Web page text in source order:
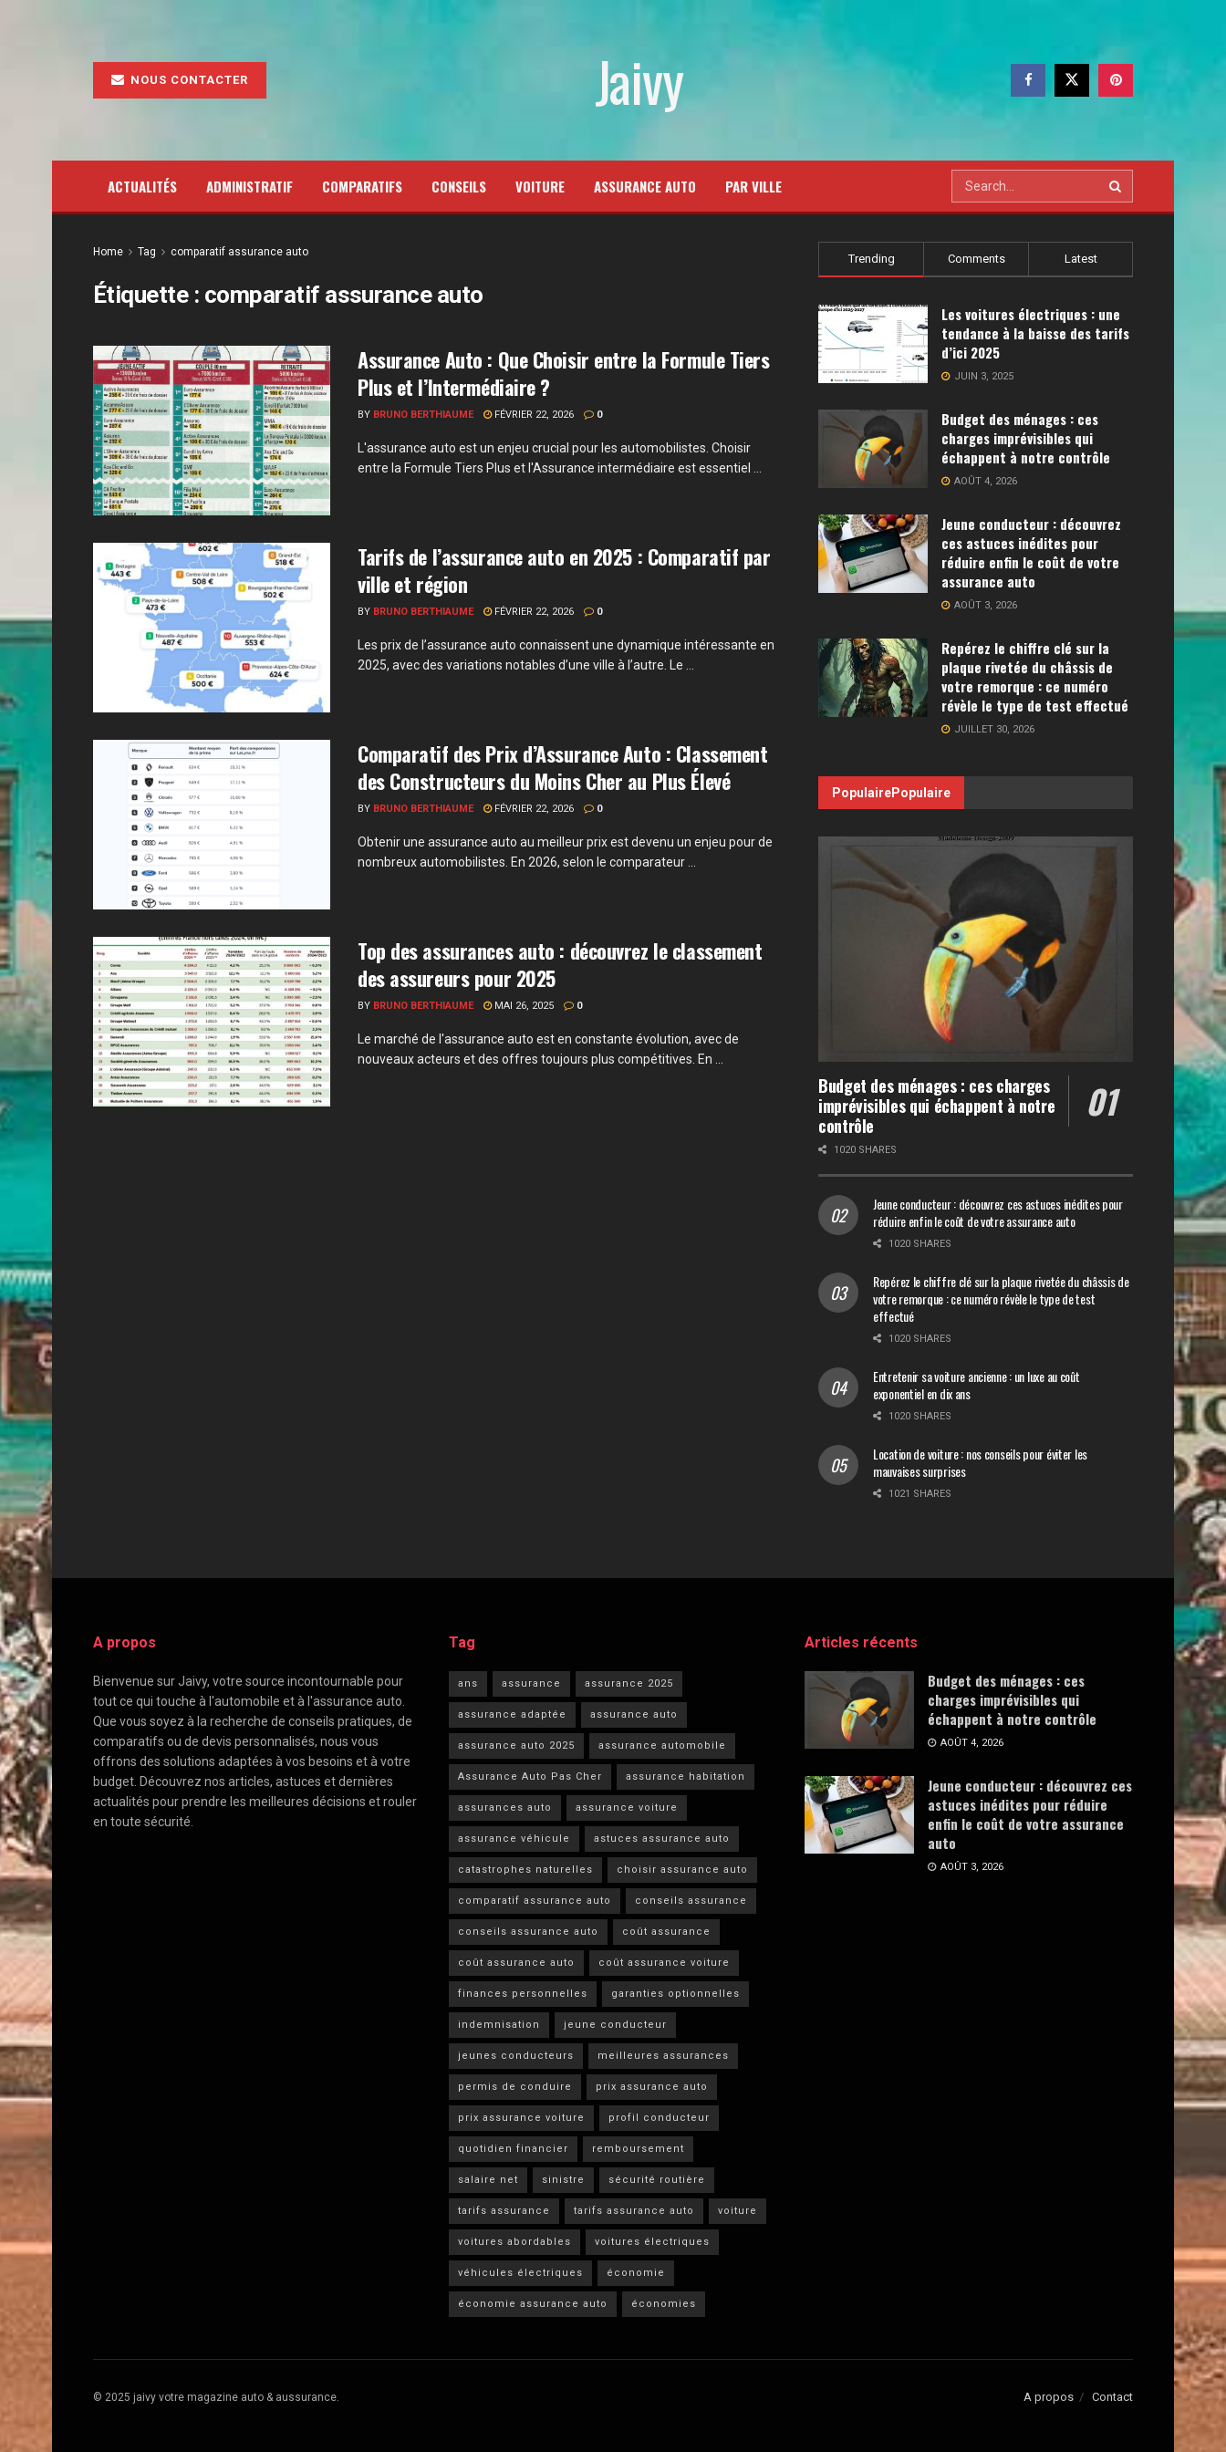
NOUS CONTACTER Jaivy
ACTUALITÉS ADMINISTRATIF COMPARATIFS CONSEILS VOITURE ASSURANCE AUTO PAR VILLE
Home Tag comparatif assurance auto
Étiquette : comparatif assurance auto
Assurance Auto : Que Choisir entre la Formule Tiers
Plus et l’Intermédiaire ?
BY BRUNO BERTHIAUME FÉVRIER 22, 2026 0
L'assurance auto est un enjeu crucial pour les automobilistes. Choisir
entre la Formule Tiers Plus et l'Assurance intermédiaire est essentiel ...
Tarifs de l’assurance auto en 2025 : Comparatif par
ville et région
BY BRUNO BERTHIAUME FÉVRIER 22, 2026 0
Les prix de l’assurance auto connaissent une dynamique intéressante en
2025, avec des variations notables d’une ville à l’autre. Le ...
Comparatif des Prix d’Assurance Auto : Classement
des Constructeurs du Moins Cher au Plus Élevé
BY BRUNO BERTHIAUME FÉVRIER 22, 2026 0
Obtenir une assurance auto au meilleur prix est devenu un enjeu pour de
nombreux automobilistes. En 2026, selon le comparateur ...
Top des assurances auto : découvrez le classement
des assureurs pour 2025
BY BRUNO BERTHIAUME MAI 26, 2025 0
Le marché de l'assurance auto est en constante évolution, avec de
nouveaux acteurs et des offres toujours plus compétitives. En ...
Trending Comments Latest
Les voitures électriques : une
tendance à la baisse des tarifs
d’ici 2025
JUIN 3, 2025
Budget des ménages : ces
charges imprévisibles qui
échappent à notre contrôle
AOÛT 4, 2026
Jeune conducteur : découvrez
ces astuces inédites pour
réduire enfin le coût de votre
assurance auto
AOÛT 3, 2026
Repérez le chiffre clé sur la
plaque rivetée du châssis de
votre remorque : ce numéro
révèle le type de test effectué
JUILLET 30, 2026
PopulairePopulaire
Budget des ménages : ces charges
imprévisibles qui échappent à notre
contrôle
1020 SHARES
Jeune conducteur : découvrez ces astuces inédites pour
réduire enfin le coût de votre assurance auto
1020 SHARES
Repérez le chiffre clé sur la plaque rivetée du châssis de
votre remorque : ce numéro révèle le type de test
effectué
1020 SHARES
Entretenir sa voiture ancienne : un luxe au coût
exponentiel en dix ans
1020 SHARES
Location de voiture : nos conseils pour éviter les
mauvaises surprises
1021 SHARES
A propos
Bienvenue sur Jaivy, votre source incontournable pour
tout ce qui touche à l'automobile et à l'assurance auto.
Que vous soyez à la recherche de conseils pratiques, de
comparatifs ou de devis personnalisés, nous vous
offrons des solutions adaptées à vos besoins et à votre
budget. Découvrez nos articles, astuces et dernières
actualités pour prendre les meilleures décisions et rouler
en toute sécurité.
Tag
ans assurance assurance 2025
assurance adaptée assurance auto
assurance auto 2025 assurance automobile
Assurance Auto Pas Cher assurance habitation
assurances auto assurance voiture
assurance véhicule astuces assurance auto
catastrophes naturelles choisir assurance auto
comparatif assurance auto conseils assurance
conseils assurance auto coût assurance
coût assurance auto coût assurance voiture
finances personnelles garanties optionnelles
indemnisation jeune conducteur
jeunes conducteurs meilleures assurances
permis de conduire prix assurance auto
prix assurance voiture profil conducteur
quotidien financier remboursement
salaire net sinistre sécurité routière
tarifs assurance tarifs assurance auto voiture
voitures abordables voitures électriques
véhicules électriques économie
économie assurance auto économies
Articles récents
Budget des ménages : ces
charges imprévisibles qui
échappent à notre contrôle
AOÛT 4, 2026
Jeune conducteur : découvrez ces
astuces inédites pour réduire
enfin le coût de votre assurance
auto
AOÛT 3, 2026
A propos Contact
© 2025 jaivy votre magazine auto & aussurance.